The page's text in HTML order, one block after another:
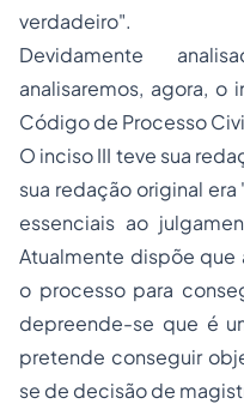
verdadeiro".
Devidamente
analisaremos, agora, o
Código de Processo
O inciso III teve sua
sua redação original
essenciais ao
Atualmente dispõe
o processo para
depreende-se que é
pretende conseguir
se de decisão de